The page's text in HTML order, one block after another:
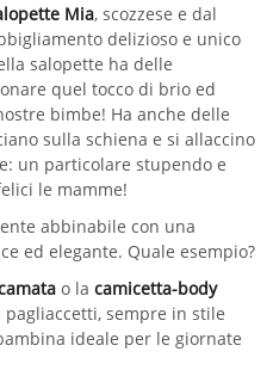
Mia, scozzese e dal
delizioso e unico
salopette ha delle
quel tocco di brio ed
bimbe! Ha anche delle
sulla schiena e si allaccino
un particolare stupendo e
le mamme!
abbinabile con una
ed elegante. Quale esempio?
o la camicetta-body
sempre in stile
ideale per le giornate